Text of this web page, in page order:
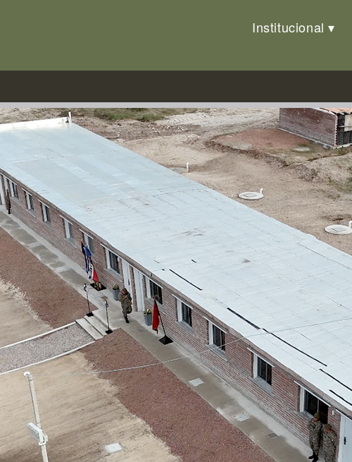
Institucional
del Complejo «Salinas»